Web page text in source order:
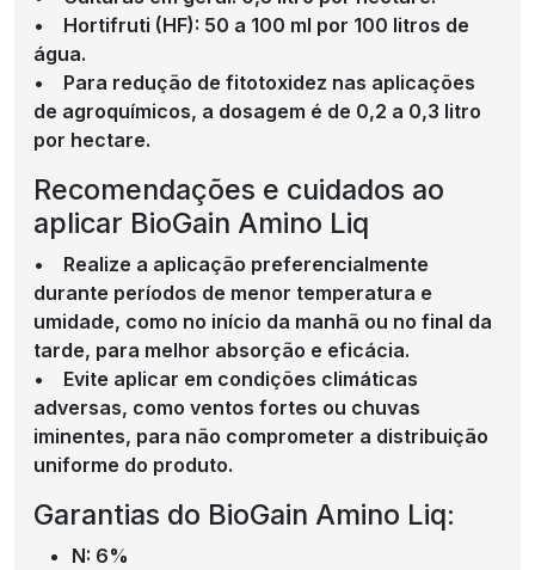
• Hortifruti (HF): 50 a 100 ml por 100 litros de
água.
• Para redução de fitotoxidez nas aplicações
de agroquímicos, a dosagem é de 0,2 a 0,3 litro
por hectare.
Recomendações e cuidados ao
aplicar BioGain Amino Liq
• Realize a aplicação preferencialmente
durante períodos de menor temperatura e
umidade, como no início da manhã ou no final da
tarde, para melhor absorção e eficácia.
• Evite aplicar em condições climáticas
adversas, como ventos fortes ou chuvas
iminentes, para não comprometer a distribuição
uniforme do produto.
Garantias do BioGain Amino Liq:
N: 6%